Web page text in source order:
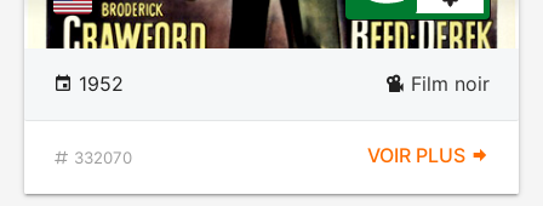
1952 Film noir
332070 VOIR PLUS